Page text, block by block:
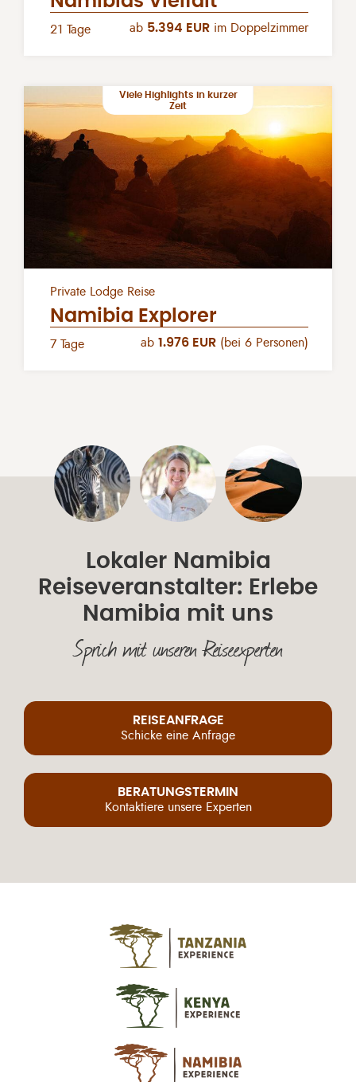
21 Tage ab 5.394 EUR im Doppelzimmer
Viele Highlights in kurzer
Zeit
Private Lodge Reise
Namibia Explorer
7 Tage ab 1.976 EUR (bei 6 Personen)
Lokaler Namibia
Reiseveranstalter: Erlebe
Namibia mit uns
Sprich mit unseren Reiseexperten
REISEANFRAGE
Schicke eine Anfrage
BERATUNGSTERMIN
Kontaktiere unsere Experten